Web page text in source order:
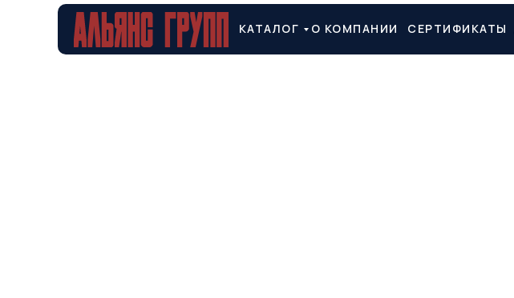
СЕРТИФИКАТЫ
О КОМПАНИИ
КАТАЛОГ